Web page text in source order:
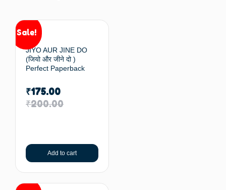
Sale!
JIYO AUR JINE DO
(जियो और जीने दो )
Perfect Paperback
₹200.00
₹175.00
Add to cart